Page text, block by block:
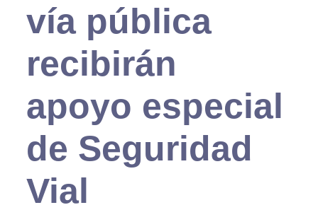
vía pública
recibirán
apoyo especial
de Seguridad
Vial